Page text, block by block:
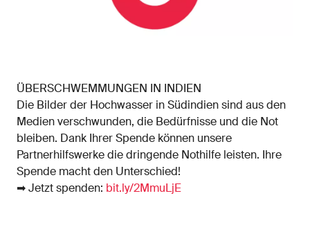
ÜBERSCHWEMMUNGEN IN INDIEN
Die Bilder der Hochwasser in Südindien sind aus den
Medien verschwunden, die Bedürfnisse und die Not
bleiben. Dank Ihrer Spende können unsere
Partnerhilfswerke die dringende Nothilfe leisten. Ihre
Spende macht den Unterschied!
➡ Jetzt spenden: bit.ly/2MmuLjE